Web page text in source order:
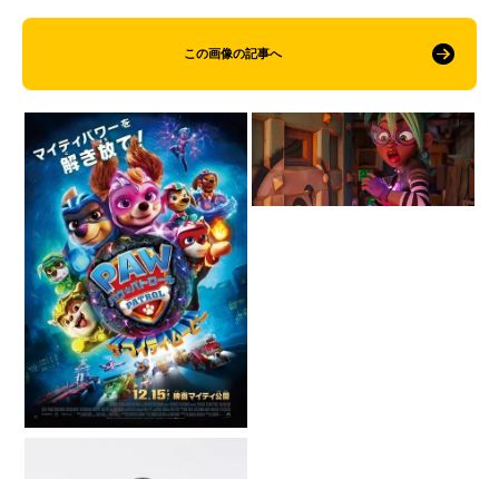
この画像の記事へ